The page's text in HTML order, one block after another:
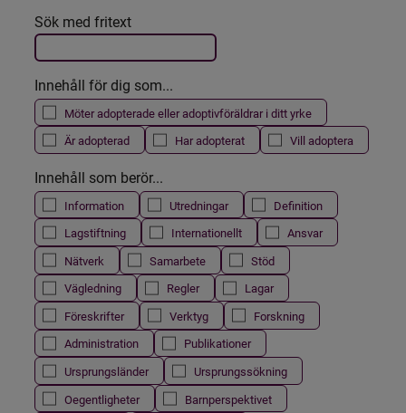
Filtrera resultatet
Det här formuläret postas automatiskt
Sök med fritext
Innehåll för dig som...
Möter adopterade eller adoptivföräldrar i ditt yrke
Är adopterad
Har adopterat Vill adoptera
Innehåll som berör...
Information Utredningar
Definition
Lagstiftning
Internationellt
Ansvar
Nätverk
Samarbete
Stöd
Vägledning
Regler
Lagar
Föreskrifter
Verktyg
Forskning
Administration
Publikationer
Ursprungsländer
Ursprungssökning
Oegentligheter
Barnperspektivet